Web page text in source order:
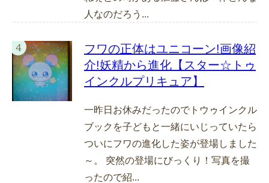
人なのだろう...
フワの正体はユニコーン!画像紹
介!妖精から進化【スター☆トゥ
インクルプリキュア】
一昨日お休みだったのでトウゥインクル
ブックを子どもと一緒にいじっていたら
ついにフワの進化した姿が登場しました
～。 突然の登場にびっくり！写真を撮
ったので紹...